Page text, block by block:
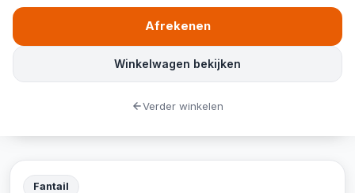
Fantail
Winkelwagen bekijken
Afrekenen
Verder winkelen